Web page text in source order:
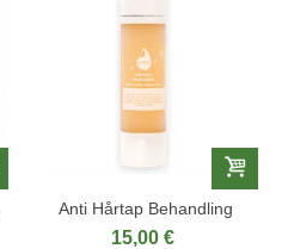
Anti Hårtap Behandling
15,00 €